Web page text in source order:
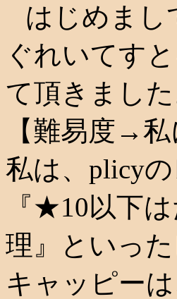
はじめまし
ぐれいてす
て頂きました
【難易度→
私は、plicy
『★10以下
理』といっ
キャッピー